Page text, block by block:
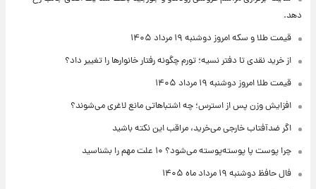
دهد.
قیمت طلا و سکه امروز دوشنبه ۱۹ مرداد ۱۴۰۵
از خرید نقدی تا دفتر نسیه؛ تورم چگونه رفتار خانوارها را تغییر داد؟
قیمت طلا امروز دوشنبه ۱۹ مرداد ۱۴۰۵
افزایش وزن پس از استرس؛ چه اشتباهاتی مانع لاغری می‌شوند؟
اگر ضدآفتاب خارجی می‌خرید، مراقب این نکته باشید
چرا پوست پا پوسته‌پوسته می‌شود؟ ۱۰ علت مهم را بشناسید
فال حافظ دوشنبه ۱۹ مرداد ماه ۱۴۰۵